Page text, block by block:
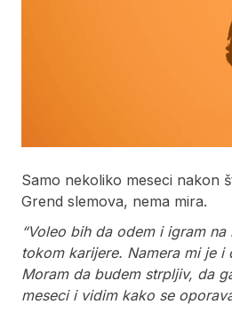
Samo nekoliko meseci nakon
Grend slemova, nema mira.
“Voleo bih da odem i igram
tokom karijere. Namera mi je
Moram da budem strpljiv, da
meseci i vidim kako se